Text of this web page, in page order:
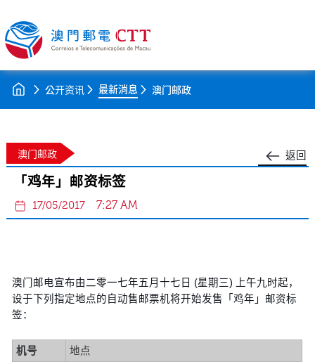
公开资讯 最新消息 澳门邮政
返回
澳门邮政
「鸡年」邮资标签
17/05/2017 7:27 AM
澳门邮电宣布由二零一七年五月十七日 (星期三) 上午九时起，
设于下列指定地点的自动售邮票机将开始发售「鸡年」邮资标
签：
机号 地点